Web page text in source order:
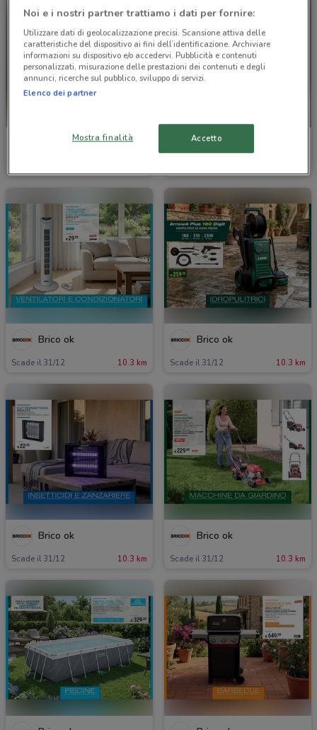
Brico ok
Brico ok
Scade il 31/12 10.3 km
Brico ok
Scade il 31/12 10.3 km
Brico ok
Scade il 31/12 10.3 km
Brico ok
Scade il 31/12 10.3 km
Noi e i nostri partner trattiamo i dati per fornire:
Utilizzare dati di geolocalizzazione precisi. Scansione attiva delle
caratteristiche del dispositivo ai fini dell’identificazione. Archiviare
informazioni su dispositivo e/o accedervi. Pubblicità e contenuti
personalizzati, misurazione delle prestazioni dei contenuti e degli
annunci, ricerche sul pubblico, sviluppo di servizi.
Elenco dei partner
Mostra finalità Accetto